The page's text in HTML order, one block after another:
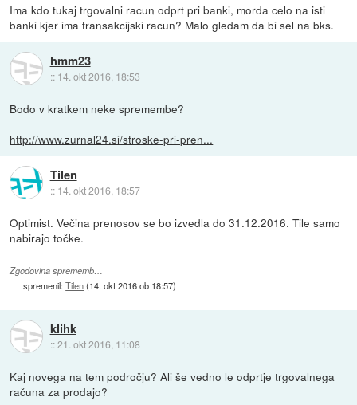
Ima kdo tukaj trgovalni racun odprt pri banki, morda celo na isti
banki kjer ima transakcijski racun? Malo gledam da bi sel na bks.
hmm23
:: 14. okt 2016, 18:53
Bodo v kratkem neke spremembe?
http://www.zurnal24.si/stroske-pri-pren...
Tilen
:: 14. okt 2016, 18:57
Optimist. Večina prenosov se bo izvedla do 31.12.2016. Tile samo
nabirajo točke.
Zgodovina sprememb…
spremenil:Tilen(14. okt 2016 ob 18:57)
klihk
::21. okt 2016, 11:08
Kaj novega na tem področju? Ali še vedno le odprtje trgovalnega
računa za prodajo?